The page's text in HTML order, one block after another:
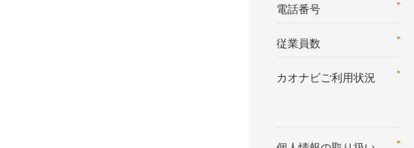
*
電話番号
*
従業員数
*
カオナビご利用状況
*